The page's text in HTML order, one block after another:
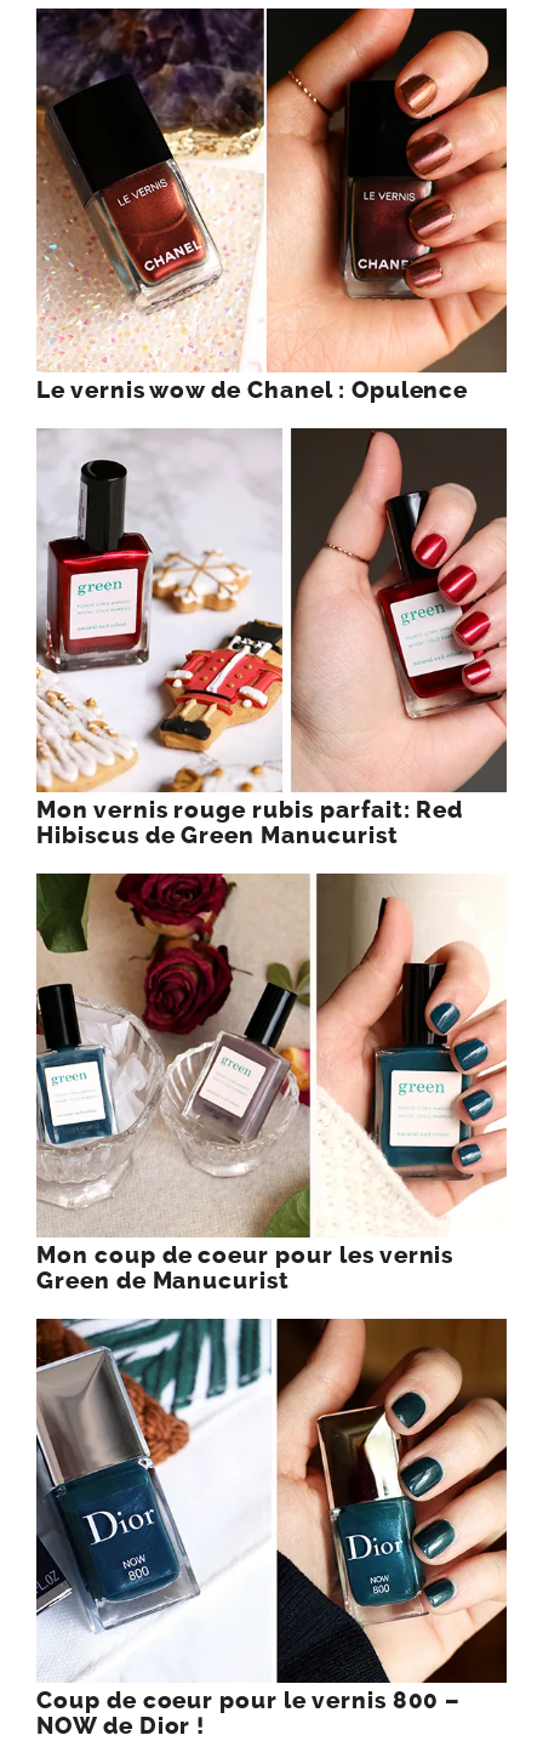
Le vernis wow de Chanel : Opulence
Mon vernis rouge rubis parfait: Red
Hibiscus de Green Manucurist
Mon coup de coeur pour les vernis
Green de Manucurist
Coup de coeur pour le vernis 800 –
NOW de Dior !